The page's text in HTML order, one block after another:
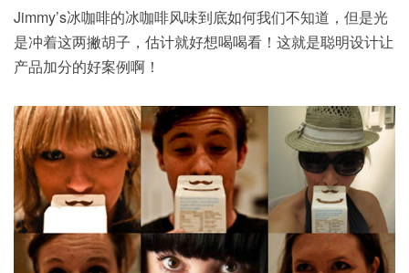
Jimmy’s冰咖啡的冰咖啡风味到底如何我们不知道，但是光
是冲着这两撇胡子，估计就好想喝喝看！这就是聪明设计让
产品加分的好案例啊！